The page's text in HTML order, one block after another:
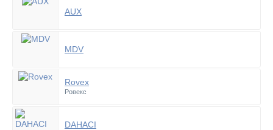
AUX
MDV
Rovex
Ровекс
DAHACI